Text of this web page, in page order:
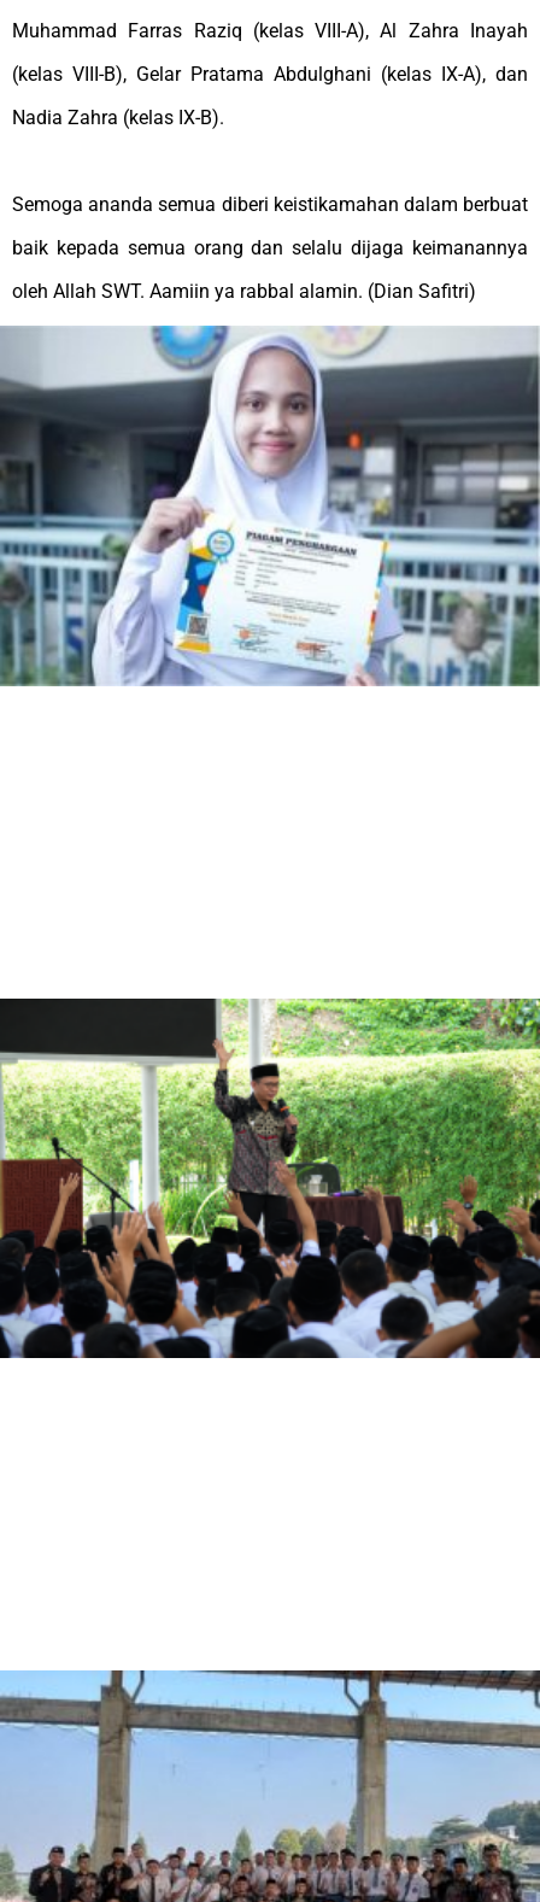
Muhammad Farras Raziq (kelas VIII-A), Al Zahra Inayah
(kelas VIII-B), Gelar Pratama Abdulghani (kelas IX-A), dan
Nadia Zahra (kelas IX-B).
Semoga ananda semua diberi keistikamahan dalam berbuat
baik kepada semua orang dan selalu dijaga keimanannya
oleh Allah SWT. Aamiin ya rabbal alamin. (Dian Safitri)